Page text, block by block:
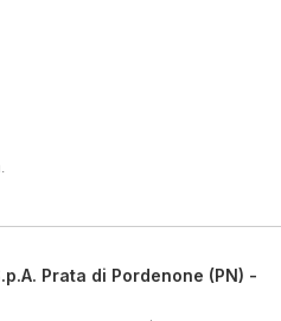
Prata di Pordenone (PN) -